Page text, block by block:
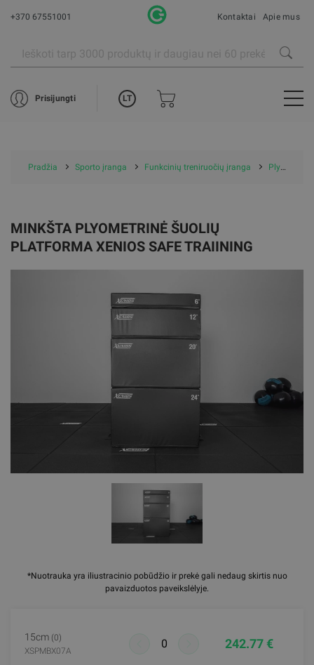
+370 67551001 Kontaktai Apie mus
Prisijungti LT
Pradžia Sporto įranga Funkcinių treniruočių įranga Plyo dėžės
*Nuotrauka yra iliustracinio pobūdžio ir prekė gali nedaug skirtis nuo
pavaizduotos paveikslėlyje.
MINKŠTA PLYOMETRINĖ ŠUOLIŲ
PLATFORMA XENIOS SAFE TRAIINING
15cm (0)
XSPMBX07A
242.77 €